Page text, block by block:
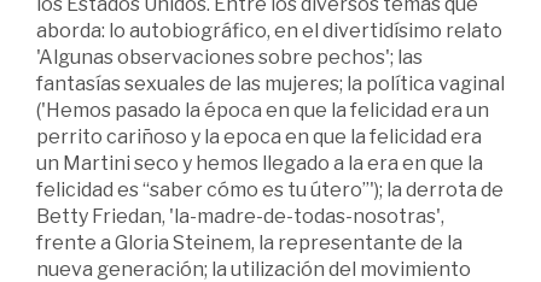
aborda: lo autobiográfico, en el divertidísimo relato
'Algunas observaciones sobre pechos'; las
fantasías sexuales de las mujeres; la política vaginal
('Hemos pasado la época en que la felicidad era un
perrito cariñoso y la epoca en que la felicidad era
un Martini seco y hemos llegado a la era en que la
felicidad es “saber cómo es tu útero”'); la derrota de
Betty Friedan, 'la-madre-de-todas-nosotras',
frente a Gloria Steinem, la representante de la
nueva generación; la utilización del movimiento